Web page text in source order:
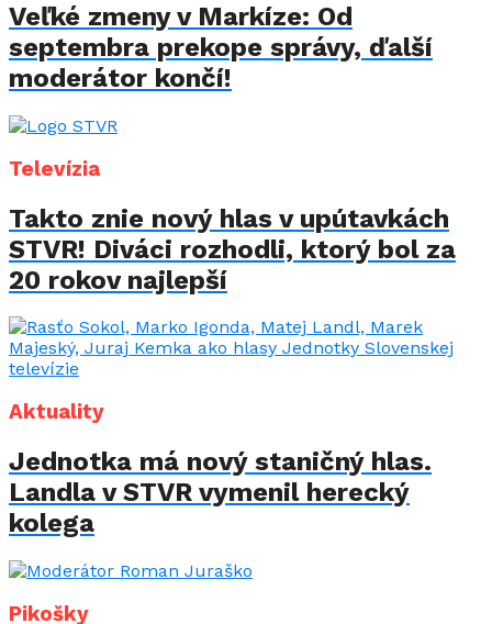
Veľké zmeny v Markíze: Od
septembra prekope správy, ďalší
moderátor končí!
Televízia
Takto znie nový hlas v upútavkách
STVR! Diváci rozhodli, ktorý bol za
20 rokov najlepší
Aktuality
Jednotka má nový staničný hlas.
Landla v STVR vymenil herecký
kolega
Pikošky